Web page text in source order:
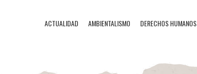
ACTUALIDAD AMBIENTALISMO DERECHOS HUMANOS